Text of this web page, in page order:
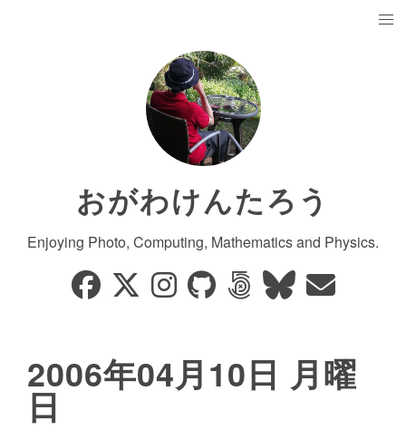
おがわけんたろう
Enjoying Photo, Computing, Mathematics and Physics.
2006年04月10日 月曜
日